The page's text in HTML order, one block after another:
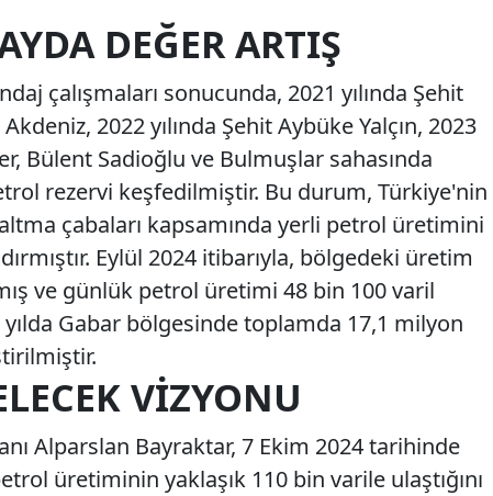
DEĞER ARTIŞ
çalışmaları sonucunda, 2021 yılında Şehit
2022 yılında Şehit Aybüke Yalçın, 2023
Bülent Sadioğlu ve Bulmuşlar sahasında
rezervi keşfedilmiştir. Bu durum, Türkiye'nin
çabaları kapsamında yerli petrol üretimini
Eylül 2024 itibarıyla, bölgedeki üretim
ve günlük petrol üretimi 48 bin 100 varil
Gabar bölgesinde toplamda 17,1 milyon
VIZYONU
Alparslan Bayraktar, 7 Ekim 2024 tarihinde
üretiminin yaklaşık 110 bin varile ulaştığını